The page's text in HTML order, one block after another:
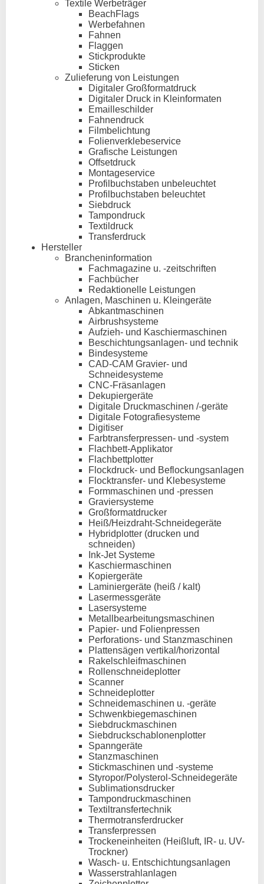
Textile Werbeträger
BeachFlags
Werbefahnen
Fahnen
Flaggen
Stickprodukte
Sticken
Zulieferung von Leistungen
Digitaler Großformatdruck
Digitaler Druck in Kleinformaten
Emailleschilder
Fahnendruck
Filmbelichtung
Folienverklebeservice
Grafische Leistungen
Offsetdruck
Montageservice
Profilbuchstaben unbeleuchtet
Profilbuchstaben beleuchtet
Siebdruck
Tampondruck
Textildruck
Transferdruck
Hersteller
Brancheninformation
Fachmagazine u. -zeitschriften
Fachbücher
Redaktionelle Leistungen
Anlagen, Maschinen u. Kleingeräte
Abkantmaschinen
Airbrushsysteme
Aufzieh- und Kaschiermaschinen
Beschichtungsanlagen- und technik
Bindesysteme
CAD-CAM Gravier- und
Schneidesysteme
CNC-Fräsanlagen
Dekupiergeräte
Digitale Druckmaschinen /-geräte
Digitale Fotografiesysteme
Digitiser
Farbtransferpressen- und -system
Flachbett-Applikator
Flachbettplotter
Flockdruck- und Beflockungsanlagen
Flocktransfer- und Klebesysteme
Formmaschinen und -pressen
Graviersysteme
Großformatdrucker
Heiß/Heizdraht-Schneidegeräte
Hybridplotter (drucken und
schneiden)
Ink-Jet Systeme
Kaschiermaschinen
Kopiergeräte
Laminiergeräte (heiß / kalt)
Lasermessgeräte
Lasersysteme
Metallbearbeitungsmaschinen
Papier- und Folienpressen
Perforations- und Stanzmaschinen
Plattensägen vertikal/horizontal
Rakelschleifmaschinen
Rollenschneideplotter
Scanner
Schneideplotter
Schneidemaschinen u. -geräte
Schwenkbiegemaschinen
Siebdruckmaschinen
Siebdruckschablonenplotter
Spanngeräte
Stanzmaschinen
Stickmaschinen und -systeme
Styropor/Polysterol-Schneidegeräte
Sublimationsdrucker
Tampondruckmaschinen
Textiltransfertechnik
Thermotransferdrucker
Transferpressen
Trockeneinheiten (Heißluft, IR- u. UV-
Trockner)
Wasch- u. Entschichtungsanlagen
Wasserstrahlanlagen